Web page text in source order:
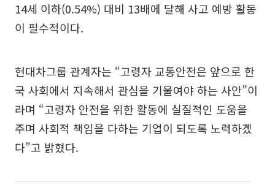
14세 이하(0.54%) 대비 13배에 달해 사고 예방 활동
이 필수적이다.
현대차그룹 관계자는 “고령자 교통안전은 앞으로 한
국 사회에서 지속해서 관심을 기울여야 하는 사안”이
라며 “고령자 안전을 위한 활동에 실질적인 도움을
주며 사회적 책임을 다하는 기업이 되도록 노력하겠
다”고 밝혔다.